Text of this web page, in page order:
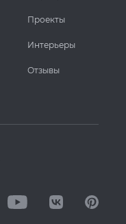
Проекты
Интерьеры
Отзывы